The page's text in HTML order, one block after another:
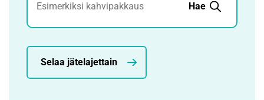
Hae
Selaa jätelajettain